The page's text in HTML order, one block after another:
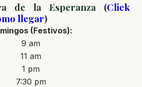
de la Esperanza (Click
llegar)
(Festivos):
9 am
11 am
1 pm
7:30 pm